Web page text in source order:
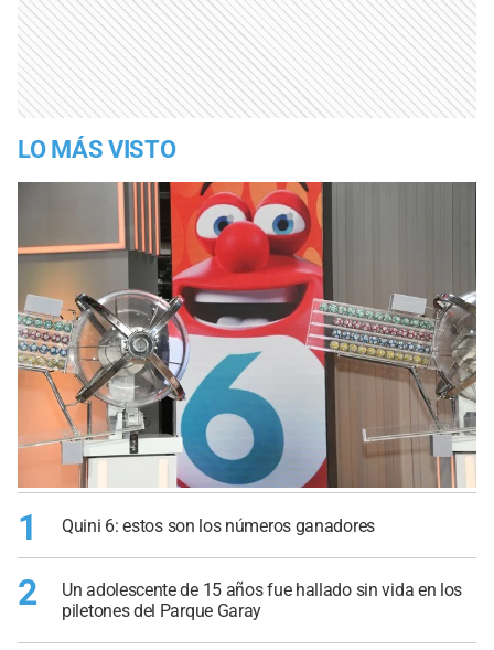
LO MÁS VISTO
1 Quini 6: estos son los números ganadores
2
Un adolescente de 15 años fue hallado sin vida en los
piletones del Parque Garay